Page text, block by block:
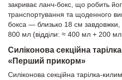
закриває ланч-бокс, що робить
транспортування та щоденного
бокса — близько 18 см
800 мл (відділи: ≈ 400 мл + 200
Силіконова секційна
«Перший прикорм»
Силіконова секційна тарілка-